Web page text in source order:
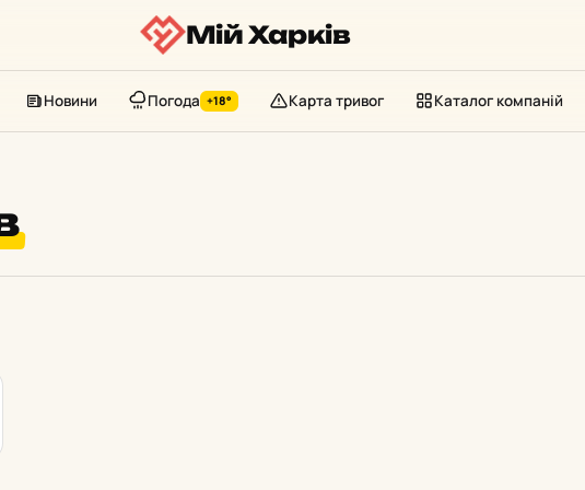
Мій Харків
Новини Погода +18° Карта тривог Каталог компаній